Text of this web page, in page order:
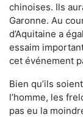
chinoises. Ils
Garonne. Au
d’Aquitaine a
essaim
cet événement
Bien qu’ils
l’homme, les
pas eu la